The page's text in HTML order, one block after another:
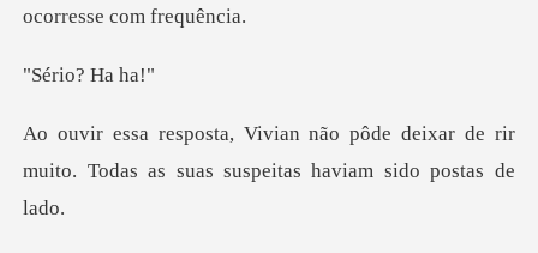
o? Ha
de deixar de rir
muito. Todas as suas